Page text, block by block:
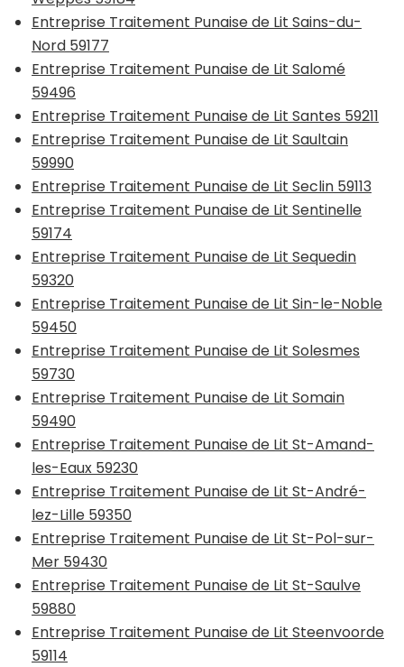
Entreprise Traitement Punaise de Lit Sains-du-
Nord 59177
Entreprise Traitement Punaise de Lit Salomé
59496
Entreprise Traitement Punaise de Lit Santes 59211
Entreprise Traitement Punaise de Lit Saultain
59990
Entreprise Traitement Punaise de Lit Seclin 59113
Entreprise Traitement Punaise de Lit Sentinelle
59174
Entreprise Traitement Punaise de Lit Sequedin
59320
Entreprise Traitement Punaise de Lit Sin-le-Noble
59450
Entreprise Traitement Punaise de Lit Solesmes
59730
Entreprise Traitement Punaise de Lit Somain
59490
Entreprise Traitement Punaise de Lit St-Amand-
les-Eaux 59230
Entreprise Traitement Punaise de Lit St-André-
lez-Lille 59350
Entreprise Traitement Punaise de Lit St-Pol-sur-
Mer 59430
Entreprise Traitement Punaise de Lit St-Saulve
59880
Entreprise Traitement Punaise de Lit Steenvoorde
59114